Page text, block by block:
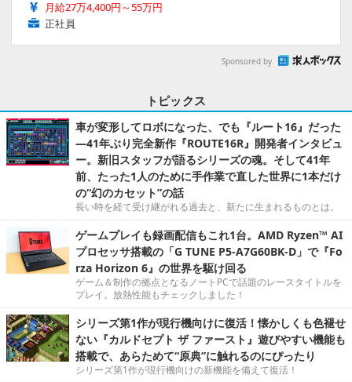
月給27万4,400円～55万円
正社員
Sponsored by
トピックス
車が変形してロボになった、でも『ルート16』だった
―41年ぶり完全新作『ROUTE16R』開発者インタビュ
ー。新旧スタッフが語るシリーズの魂。そして41年
前、たった1人のために手作業で直した世界に1本だけ
の“幻のカセット”の話
長い時を経て受け継がれる過去と、新たに生まれるものとは。
ゲームプレイも録画配信もこれ1台。AMD Ryzen™ AI
プロセッサ搭載の「G TUNE P5-A7G60BK-D」で『Fo
rza Horizon 6』の世界を駆け回る
ゲーム＆制作の拠点となるノートPCで話題のレースタイトルを
プレイ。放熱性能もチェックしました！
シリーズ第1作が現行機向けに復活！懐かしくも色褪せ
ない『カルドセプト ザ ファースト』遊びやすい機能も
搭載で、あらためて“原典”に触れるのにぴったり
シリーズ第1作が現行機向けの新機能を備えて復活！